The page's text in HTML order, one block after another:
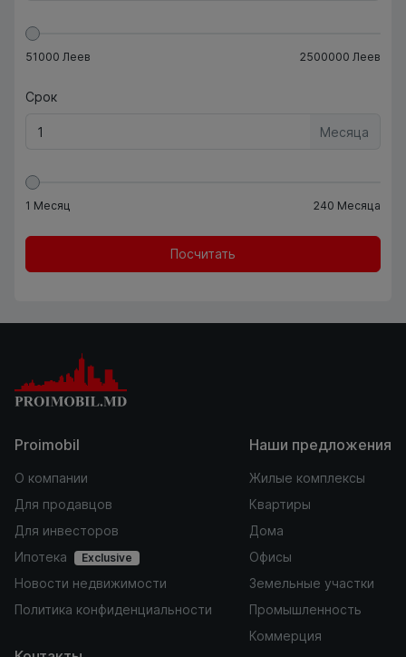
51000 Леев 2500000 Леев
Срок
Месяца
1 Месяц 240 Месяца
Посчитать
Proimobil
О компании
Для продавцов
Для инвесторов
Ипотека
Exclusive
Новости недвижимости
Политика конфиденциальности
Наши предложения
Жилые комплексы
Квартиры
Дома
Офисы
Земельные участки
Промышленность
Коммерция